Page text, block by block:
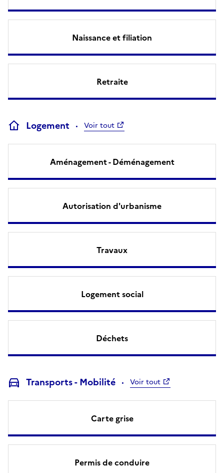
Naissance et filiation
Retraite
Logement Voir tout
Aménagement - Déménagement
Autorisation d'urbanisme
Travaux
Logement social
Déchets
Transports - Mobilité Voir tout
Carte grise
Permis de conduire